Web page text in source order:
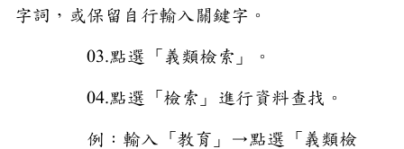
字詞，或保留自行輸入關鍵字。
03.點選「義類檢索」。
04.點選「檢索」進行資料查找。
例：輸入「教育」→點選「義類檢